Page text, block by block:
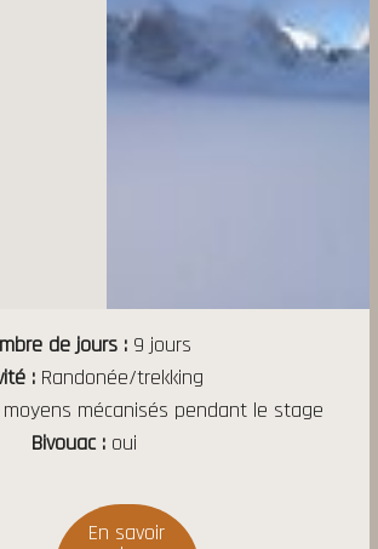
de jours
9 jours
Randonée/trekking
moyens mécanisés pendant le stage
Bivouac
oui